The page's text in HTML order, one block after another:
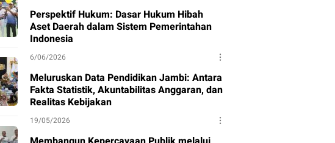
Perspektif Hukum: Dasar Hukum Hibah
Aset Daerah dalam Sistem Pemerintahan
Indonesia
6/06/2026
Meluruskan Data Pendidikan Jambi: Antara
Fakta Statistik, Akuntabilitas Anggaran, dan
Realitas Kebijakan
19/05/2026